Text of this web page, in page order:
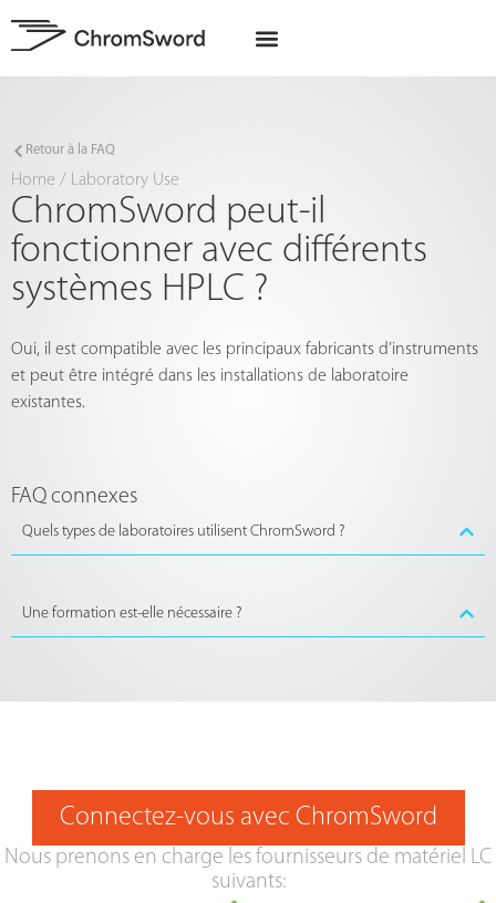
Retour à la FAQ
Home / Laboratory Use
ChromSword peut-il
fonctionner avec différents
systèmes HPLC ?
Oui, il est compatible avec les principaux fabricants d’instruments
et peut être intégré dans les installations de laboratoire
existantes.
FAQ connexes
Quels types de laboratoires utilisent ChromSword ?
Une formation est-elle nécessaire ?
Connectez-vous avec ChromSword
Nous prenons en charge les fournisseurs de matériel LC
suivants: